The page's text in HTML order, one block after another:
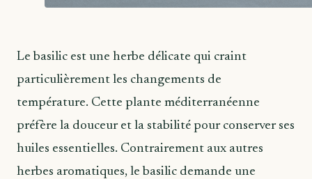
Le basilic est une herbe délicate qui craint
particulièrement les changements de
température. Cette plante méditerranéenne
préfère la douceur et la stabilité pour conserver ses
huiles essentielles. Contrairement aux autres
herbes aromatiques, le basilic demande une